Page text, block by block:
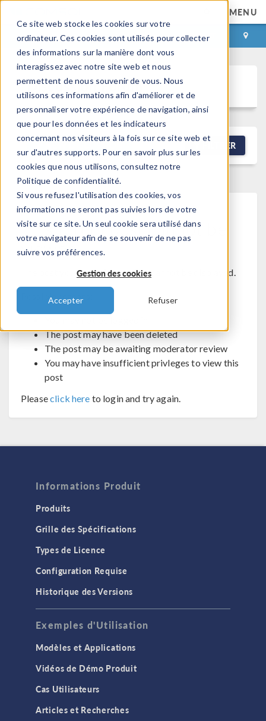
Ce site web stocke les cookies sur votre
ordinateur. Ces cookies sont utilisés pour collecter
des informations sur la manière dont vous
interagissez avec notre site web et nous
permettent de nous souvenir de vous. Nous
utilisons ces informations afin d'améliorer et de
personnaliser votre expérience de navigation, ainsi
que pour les données et les indicateurs
concernant nos visiteurs à la fois sur ce site web et
sur d'autres supports. Pour en savoir plus sur les
cookies que nous utilisons, consultez notre
Politique de confidentialité.
Si vous refusez l'utilisation des cookies, vos
informations ne seront pas suivies lors de votre
visite sur ce site. Un seul cookie sera utilisé dans
votre navigateur afin de se souvenir de ne pas
suivre vos préférences.
Gestion des cookies
Accepter Refuser
MENU
CONNEXION CONTACT
Discussion Forum
FILTRER
This forum post cannot be
viewed
The post you are trying to view cannot be displayed.
Possible reasons:
The post may have been deleted
The post may be awaiting moderator review
You may have insufficient privleges to view this
post
Pleaseclick here to login and try again.
Informations Produit
Produits
Grille des Spécifications
Types de Licence
Configuration Requise
Historique des Versions
Exemples d'Utilisation
Modèles et Applications
Vidéos de Démo Produit
Cas Utilisateurs
Articles et Recherches